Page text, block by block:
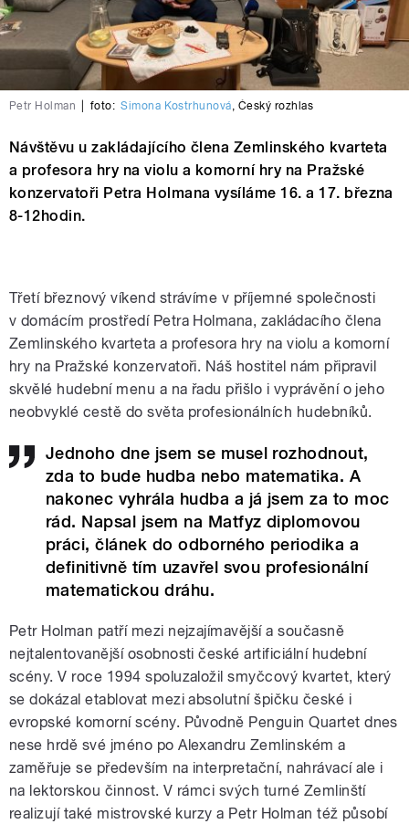
Petr Holman foto: Simona Kostrhunová, Český rozhlas
Návštěvu u zakládajícího člena Zemlinského kvarteta
a profesora hry na violu a komorní hry na Pražské
konzervatoři Petra Holmana vysíláme 16. a 17. března
8-12hodin.
Třetí březnový víkend strávíme v příjemné společnosti
v domácím prostředí Petra Holmana, zakládacího člena
Zemlinského kvarteta a profesora hry na violu a komorní
hry na Pražské konzervatoři. Náš hostitel nám připravil
skvělé hudební menu a na řadu přišlo i vyprávění o jeho
neobvyklé cestě do světa profesionálních hudebníků.
Jednoho dne jsem se musel rozhodnout,
zda to bude hudba nebo matematika. A
nakonec vyhrála hudba a já jsem za to moc
rád. Napsal jsem na Matfyz diplomovou
práci, článek do odborného periodika a
definitivně tím uzavřel svou profesionální
matematickou dráhu.
Petr Holman patří mezi nejzajímavější a současně
nejtalentovanější osobnosti české artificiální hudební
scény. V roce 1994 spoluzaložil smyčcový kvartet, který
se dokázal etablovat mezi absolutní špičku české i
evropské komorní scény. Původně Penguin Quartet dnes
nese hrdě své jméno po Alexandru Zemlinském a
zaměřuje se především na interpretační, nahrávací ale i
na lektorskou činnost. V rámci svých turné Zemlinští
realizují také mistrovské kurzy a Petr Holman též působí